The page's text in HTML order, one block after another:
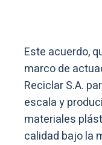
Este acuerdo,
marco de
Reciclar S.A.
escala y
materiales
calidad bajo la